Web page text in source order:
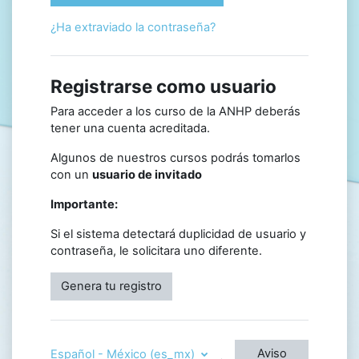
¿Ha extraviado la contraseña?
Registrarse como usuario
Para acceder a los curso de la ANHP deberás
tener una cuenta acreditada.
Algunos de nuestros cursos podrás tomarlos
con un usuario de invitado
Importante:
Si el sistema detectará duplicidad de usuario y
contraseña, le solicitara uno diferente.
Genera tu registro
Español - México ‎(es_mx)‎ Aviso